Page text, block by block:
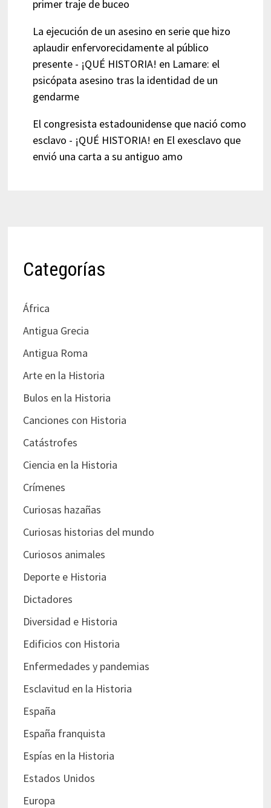
primer traje de buceo
La ejecución de un asesino en serie que hizo
aplaudir enfervorecidamente al público
presente - ¡QUÉ HISTORIA! en Lamare: el
psicópata asesino tras la identidad de un
gendarme
El congresista estadounidense que nació como
esclavo - ¡QUÉ HISTORIA! en El exesclavo que
envió una carta a su antiguo amo
Categorías
África
Antigua Grecia
Antigua Roma
Arte en la Historia
Bulos en la Historia
Canciones con Historia
Catástrofes
Ciencia en la Historia
Crímenes
Curiosas hazañas
Curiosas historias del mundo
Curiosos animales
Deporte e Historia
Dictadores
Diversidad e Historia
Edificios con Historia
Enfermedades y pandemias
Esclavitud en la Historia
España
España franquista
Espías en la Historia
Estados Unidos
Europa